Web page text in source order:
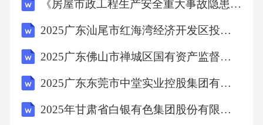
果，判断消毒效果是否达标，如果超标则需重
新进行消毒操作。同时，要对检测结果进行记
录和分析，以便追溯问题和持续改进。06维护
厨房基础清洁，包括清洗餐具、厨具、操作台
和地面等。01每周清洁每周进行深度清洁，包
《房屋市政工程生产安全重大事故隐患判定标准（2024版）》准培训考试题
2025广东汕尾市红海湾经济开发区投资控股有限公司招聘会计岗位拟聘用人员笔试历年难易错考点试卷带答案解析
2025广东佛山市禅城区国有资产监督管理局下属企业招聘1人笔试历年常考点试题专练附带答案详解
2025广东东莞市中堂实业控股集团有限公司招聘6人笔试历年常考点试题专练附带答案详解
2025年甘肃省白银有色集团股份有限公司技能操作人员社会招聘552人笔试历年难易错考点试卷带答案解析